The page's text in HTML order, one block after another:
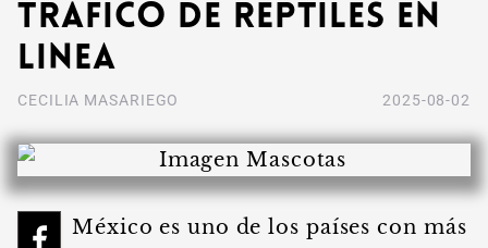
Tráfico de reptiles en
linea
CECILIA MASARIEGO 2025-08-02
México es uno de los países con más